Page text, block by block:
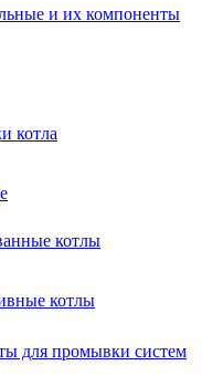
и их компоненты
котла
котлы
котлы
для промывки систем